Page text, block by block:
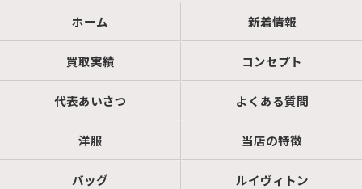
ホーム 新着情報
買取実績 コンセプト
代表あいさつ よくある質問
洋服 当店の特徴
バッグ ルイヴィトン